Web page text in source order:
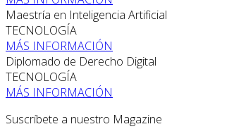
Maestría en Inteligencia Artificial
TECNOLOGÍA
MÁS INFORMACIÓN
Diplomado de Derecho Digital
TECNOLOGÍA
MÁS INFORMACIÓN
Suscríbete a nuestro Magazine